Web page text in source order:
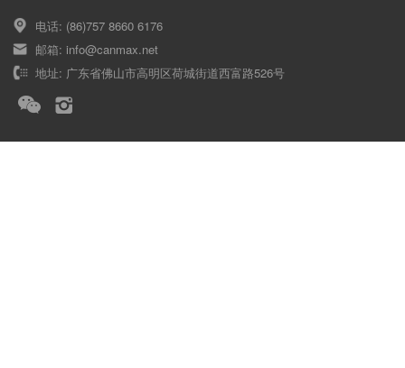
电话: (86)757 8660 6176
邮箱: info@canmax.net
地址: 广东省佛山市高明区荷城街道西富路526号